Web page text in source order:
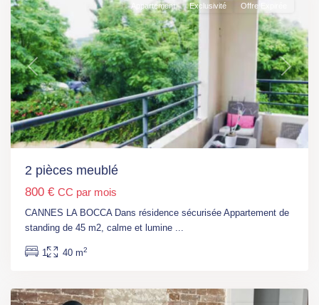
Previous Next
Appartement Exclusivité Offre Expirée
2 pièces meublé
800 € CC par mois
CANNES LA BOCCA Dans résidence sécurisée Appartement de
standing de 45 m2, calme et lumine ...
1 40 m2
M°
Château
Rouge
(L4),
Paris